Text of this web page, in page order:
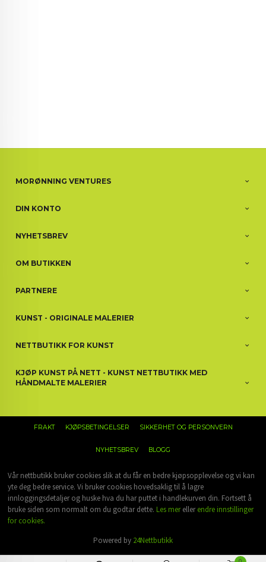
MORØNNING VENTURES
DIN KONTO
NYHETSBREV
OM BUTIKKEN
PARTNERE
KUNST - ORIGINALE MALERIER
NETTBUTIKK FOR KUNST
KJØP KUNST PÅ NETT - KUNST NETTBUTIKK MED
HÅNDMALTE MALERIER
FRAKT KJØPSBETINGELSER SIKKERHET OG PERSONVERN
NYHETSBREV BLOGG
Vår nettbutikk bruker cookies slik at du får en bedre kjøpsopplevelse og vi kan
yte deg bedre service. Vi bruker cookies hovedsaklig til å lagre
innloggingsdetaljer og huske hva du har puttet i handlekurven din. Fortsett å
bruke siden som normalt om du godtar dette. Les merellerendre innstillinger
for cookies.
Powered by 24Nettbutikk